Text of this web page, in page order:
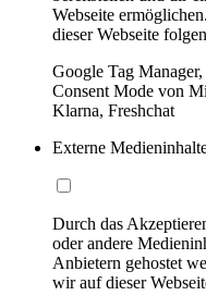
Webseite
dieser Webseite
Google Tag
Consent Mode von
Klarna, Freshchat
Externe
Durch das
oder andere
Anbietern gehostet
wir auf dieser